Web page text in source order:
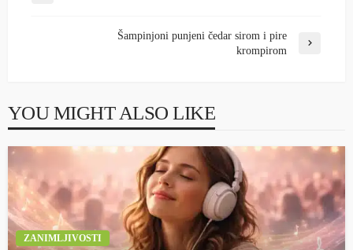
Šampinjoni punjeni čedar sirom i pire
krompirom
YOU MIGHT ALSO LIKE
ZANIMLJIVOSTI